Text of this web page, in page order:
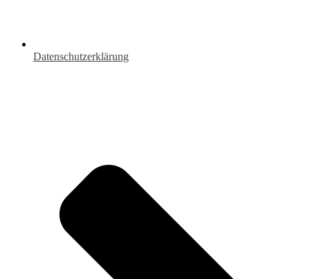
Datenschutzerklärung